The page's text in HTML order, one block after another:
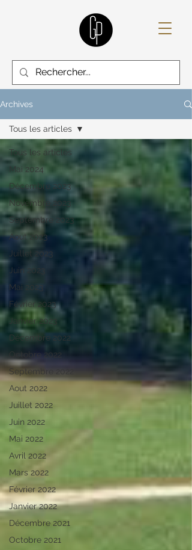
Archives
Tous les articles
Mai 2024
Décembre 2023
Novembre 2023
Septembre 2023
Aout 2023
Juillet 2023
Juin 2023
Mai 2023
Février 2023
Janvier 2023
Décembre 2022
Octobre 2022
Septembre 2022
Aout 2022
Juillet 2022
Juin 2022
Mai 2022
Avril 2022
Mars 2022
Février 2022
Janvier 2022
Décembre 2021
Octobre 2021
Tous les articles